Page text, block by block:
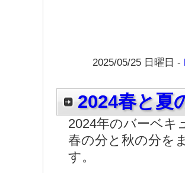
2025/05/25 日曜日 -
2024春と夏
2024年のバーベキ
春の分と秋の分を
す。